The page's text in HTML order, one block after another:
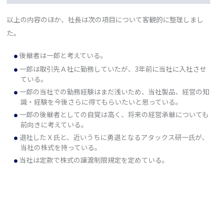
以上の内容のほか、社長は次の項目について客観的に整理しまし
た。
後継者は一郎と考えている。
一郎は取引先Ａ社に勤務していたが、3年前に当社に入社させ
ている。
一郎の当社での勤務経験はまだ浅いため、当社製品、経営の知
識・経験を今後さらに得てもらいたいと思っている。
一郎の後継者としての自覚は高く、将来の経営承継についても
前向きに考えている。
退社したＸ氏と、近いうちに勇退となるアタックス研一氏が、
当社の株式を持っている。
当社は定款で株式の譲渡制限規定を定めている。